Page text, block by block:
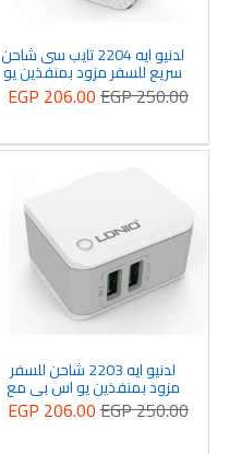
لدنيو ايه 2204 تايب سى شاحن
سريع للسفر مزود بمنفذين يو
اس بى مع كابل نوع سي
EGP 206.00EGP 250.00
لدنيو ايه 2203 شاحن للسفر
مزود بمنفذين يو اس بى مع
كابل تايب سىEGP 206.00EGP 250.00